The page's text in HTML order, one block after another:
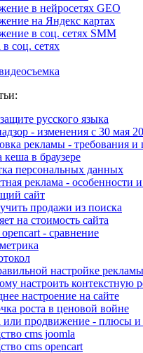
в нейросетях GEO
на Яндекс картах
в соц. сетях SMM
соц. сетях
русского языка
- изменения с 30 мая
рекламы - требования и
кеша в браузере
персональных данных
реклама - особенности
сайт
продажи из поиска
на стоимость сайта
- сравнение
настройке рекламы
настроить контекстную
настроение на сайте
роста в ценовой войне
или продвижение - плюсы
cms joomla
cms opencart